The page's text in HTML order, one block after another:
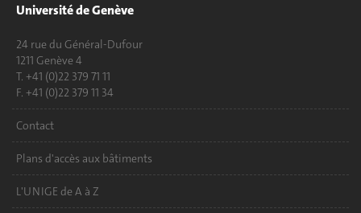
Université de Genève
24 rue du Général-Dufour
1211 Genève 4
T. +41 (0)22 379 71 11
F. +41 (0)22 379 11 34
Contact
Plans d'accès aux bâtiments
L'UNIGE de A à Z